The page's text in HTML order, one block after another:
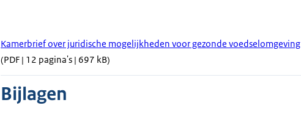
Kamerbrief over juridische mogelijkheden voor gezonde voedselomgeving
(PDF | 12 pagina's | 697 kB)
Bijlagen